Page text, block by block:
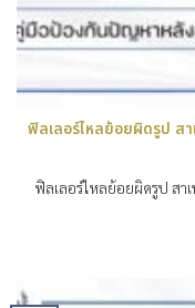
ฟิลเลอร์ไหลย้อยผิดรูป ส
ฟิลเลอร์ไหลย้อยผิดรูป ส